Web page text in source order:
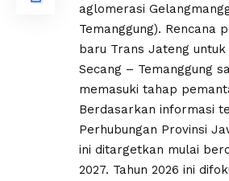
aglomerasi
Temanggung). Rencana
baru Trans Jateng
Secang – Temanggung
memasuki tahap
Berdasarkan informasi
Perhubungan Provinsi
ini ditargetkan mulai
2027. Tahun 2026 ini